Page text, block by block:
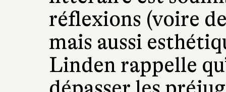
réflexions (voire
mais aussi
Linden rappelle